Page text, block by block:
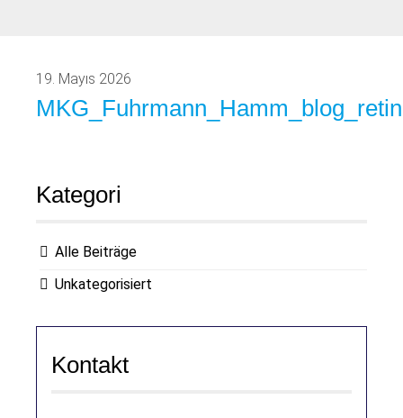
19. Mayıs 2026
Kategori
Alle Beiträge
Unkategorisiert
Kontakt